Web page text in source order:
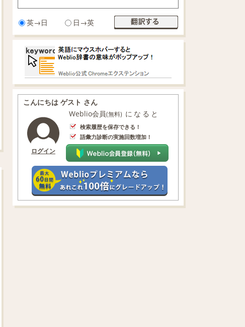
英→日 日→英
こんにちは ゲスト さん
ログイン
Weblio会員(無料) になると
検索履歴を保存できる！
語彙力診断の実施回数増加！